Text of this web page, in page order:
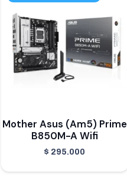
Mother Asus (Am5) Prime
B850M-A Wifi
$ 295.000